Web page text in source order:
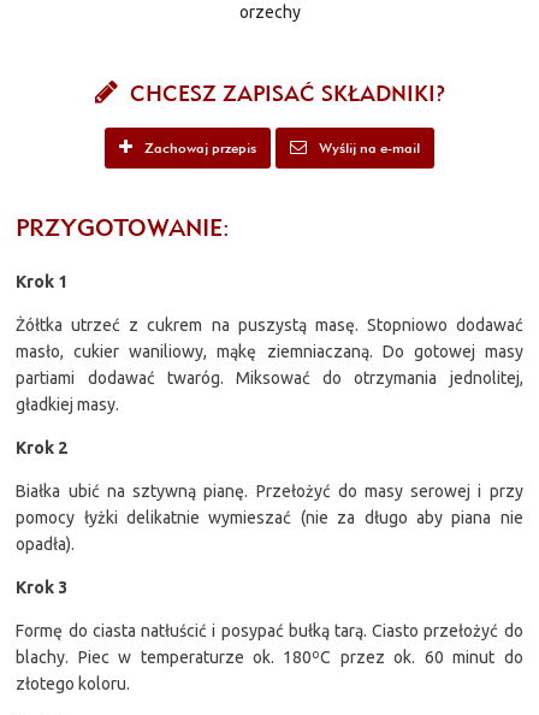
orzechy
CHCESZ ZAPISAĆ SKŁADNIKI?
Zachowaj przepis Wyślij na e-mail
PRZYGOTOWANIE:
Krok 1
Żółtka utrzeć z cukrem na puszystą masę. Stopniowo dodawać
masło, cukier waniliowy, mąkę ziemniaczaną. Do gotowej masy
partiami dodawać twaróg. Miksować do otrzymania jednolitej,
gładkiej masy.
Krok 2
Białka ubić na sztywną pianę. Przełożyć do masy serowej i przy
pomocy łyżki delikatnie wymieszać (nie za długo aby piana nie
opadła).
Krok 3
Formę do ciasta natłuścić i posypać bułką tarą. Ciasto przełożyć do
blachy. Piec w temperaturze ok. 180ºC przez ok. 60 minut do
złotego koloru.